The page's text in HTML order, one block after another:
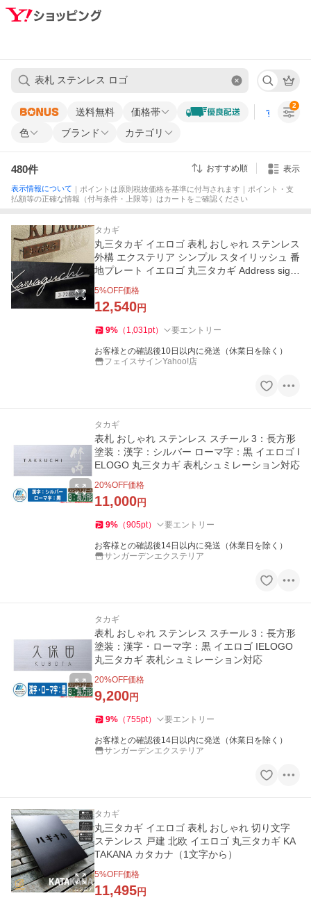
送料無料 価格帯 すべての条
色 ブランド カテゴリ
2
480件 おすすめ順 表示
表示情報について ｜ポイントは原則税抜価格を基準に付与されます｜ポイント・支
払額等の正確な情報（付与条件・上限等）はカートをご確認ください
タカギ
丸三タカギ イエロゴ 表札 おしゃれ ステンレス
外構 エクステリア シンプル スタイリッシュ 番
地プレート イエロゴ 丸三タカギ Address sign
5%OFF価格
12,540円
9% （ 1,031pt） 要エントリー
お客様との確認後10日以内に発送（休業日を除く）
フェイスサインYahoo!店
タカギ
表札 おしゃれ ステンレス スチール 3：長方形
塗装：漢字：シルバー ローマ字：黒 イエロゴ I
ELOGO 丸三タカギ 表札シュミレーション対応
20%OFF価格
11,000円
9% （905pt） 要エントリー
お客様との確認後14日以内に発送（休業日を除く）
サンガーデンエクステリア
タカギ
表札 おしゃれ ステンレス スチール 3：長方形
塗装：漢字・ローマ字：黒 イエロゴ IELOGO
丸三タカギ 表札シュミレーション対応
20%OFF価格
9,200円
9% （755pt） 要エントリー
お客様との確認後14日以内に発送（休業日を除く）
サンガーデンエクステリア
タカギ
丸三タカギ イエロゴ 表札 おしゃれ 切り文字
ステンレス 戸建 北欧 イエロゴ 丸三タカギ KA
TAKANA カタカナ（1文字から）
5%OFF価格
11,495円